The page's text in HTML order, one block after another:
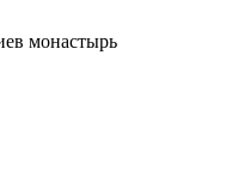
монастырь